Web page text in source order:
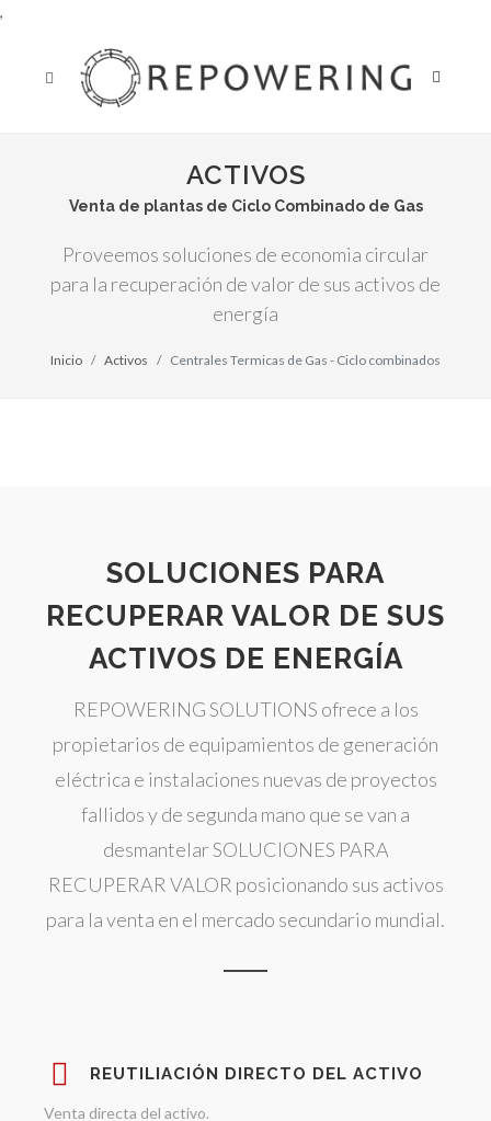
,
ACTIVOS
Venta de plantas de Ciclo Combinado de Gas
Proveemos soluciones de economia circular
para la recuperación de valor de sus activos de
energía
Inicio Activos Centrales Termicas de Gas - Ciclo combinados
SOLUCIONES PARA
RECUPERAR VALOR DE SUS
ACTIVOS DE ENERGÍA
REPOWERING SOLUTIONS ofrece a los
propietarios de equipamientos de generación
eléctrica e instalaciones nuevas de proyectos
fallidos y de segunda mano que se van a
desmantelar SOLUCIONES PARA
RECUPERAR VALOR posicionando sus activos
para la venta en el mercado secundario mundial.
REUTILIACIÓN DIRECTO DEL ACTIVO
Venta directa del activo.